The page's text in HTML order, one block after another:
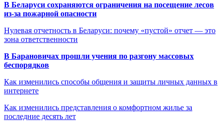
В Беларуси сохраняются ограничения на посещение лесов
из-за пожарной опасности
Нулевая отчетность в Беларуси: почему «пустой» отчет — это
зона ответственности
В Барановичах прошли учения по разгону массовых
беспорядков
Как изменились способы общения и защиты личных данных в
интернете
Как изменились представления о комфортном жилье за
последние десять лет